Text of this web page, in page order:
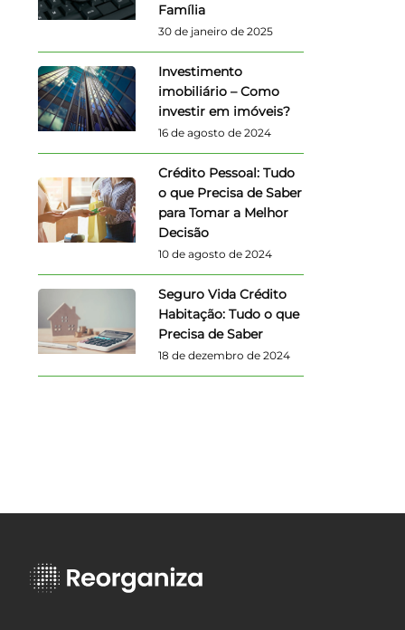
Família
30 de janeiro de 2025
Investimento
imobiliário – Como
investir em imóveis?
16 de agosto de 2024
Crédito Pessoal: Tudo
o que Precisa de Saber
para Tomar a Melhor
Decisão
10 de agosto de 2024
Seguro Vida Crédito
Habitação: Tudo o que
Precisa de Saber
18 de dezembro de 2024